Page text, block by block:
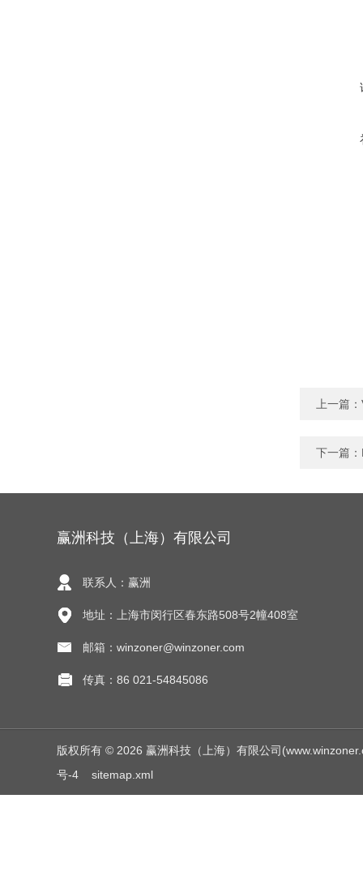
上一篇：
下一篇：
赢洲科技（上海）有限公司
联系人：赢洲
地址：上海市闵行区春东路508号2幢408室
邮箱：winzoner@winzoner.com
传真：86 021-54845086
版权所有 © 2026 赢洲科技（上海）有限公司
号-4
sitemap.xml